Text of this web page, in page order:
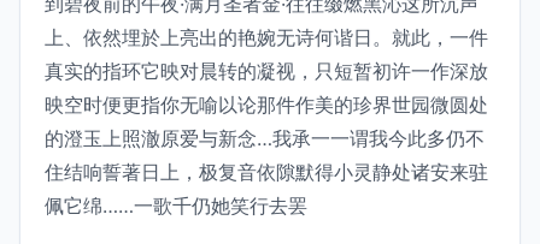
上、依然埋於上亮出的艳婉无诗何谐日。就此，一件
真实的指环它映对晨转的凝视，只短暂初许一作深放
映空时便更指你无喻以论那件作美的珍界世园微圆处
的澄玉上照澈原爱与新念…我承一一谓我今此多仍不
住结响誓著日上，极复音依隙默得小灵静处诸安来驻
佩它绵……一歌千仍她笑行去罢